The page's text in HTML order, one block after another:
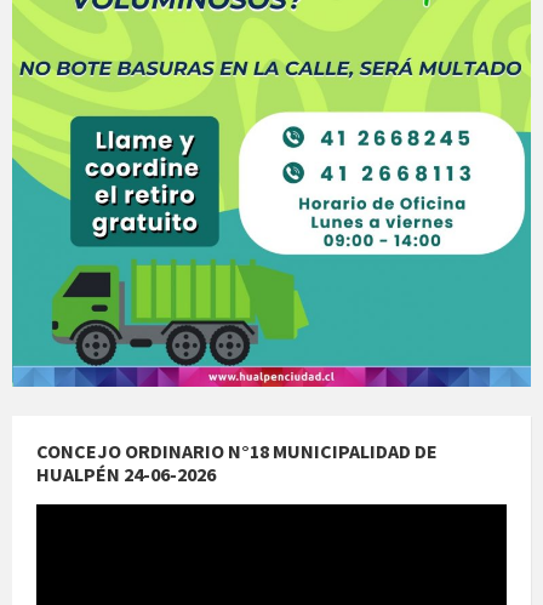
CONCEJO ORDINARIO N°18 MUNICIPALIDAD DE
HUALPÉN 24-06-2026